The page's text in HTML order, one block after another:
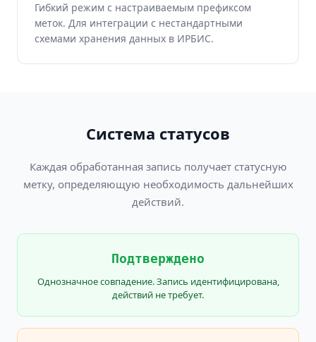
Гибкий режим с настраиваемым префиксом
меток. Для интеграции с нестандартными
схемами хранения данных в ИРБИС.
Система статусов
Каждая обработанная запись получает статусную
метку, определяющую необходимость дальнейших
действий.
Подтверждено
Однозначное совпадение. Запись идентифицирована,
действий не требует.